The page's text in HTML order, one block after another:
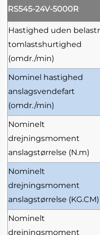
RS545-24V-5000R
Hastighed uden
tomlastshurtighed
(omdr./min)
Nominel hastighed
anslagsvendefart
(omdr./min)
Nominelt
drejningsmoment
anslagstørrelse (N.m)
Nominelt
drejningsmoment
anslagstørrelse (KG.CM)
Nominelt
drejningsmoment